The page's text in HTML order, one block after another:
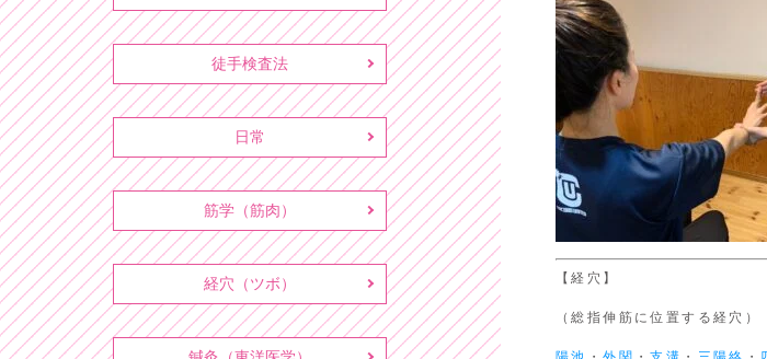
【経穴】
（総指伸筋に位置する経穴）
徒手検査法
日常
筋学（筋肉）
経穴（ツボ）